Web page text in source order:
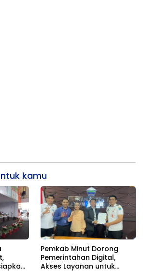
kamu
Pemkab Minut Dorong
Pemerintahan Digital,
Akses Layanan untuk